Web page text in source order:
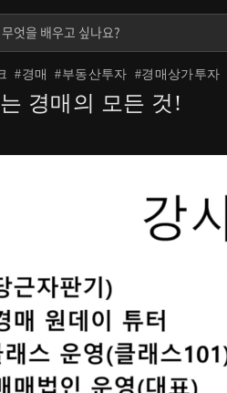
#경매 #부동산투자 #경매상가투자
경매의 모든 것!